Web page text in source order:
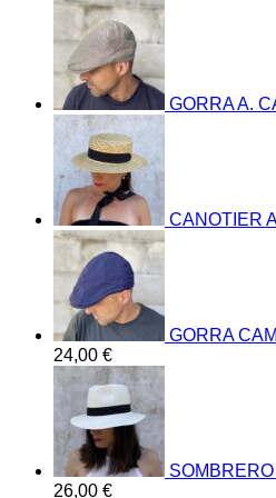
GORRA A.
CANOTIER
GORRA
24,00 €
26,00 €